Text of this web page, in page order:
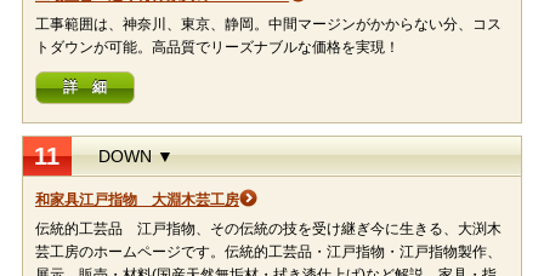
工事範囲は、神奈川、東京、静岡。中間マージンがかからない分、コス
トダウンが可能。高品質でリーズナブルな価格を実現！
詳 細
11 DOWN ▼
和家具江戸指物 大淵木芸工房
伝統的工芸品 江戸指物、その伝統の技を受け継ぎ今に生きる、大渕木
芸工房のホームページです。伝統的工芸品・江戸指物・江戸指物製作、